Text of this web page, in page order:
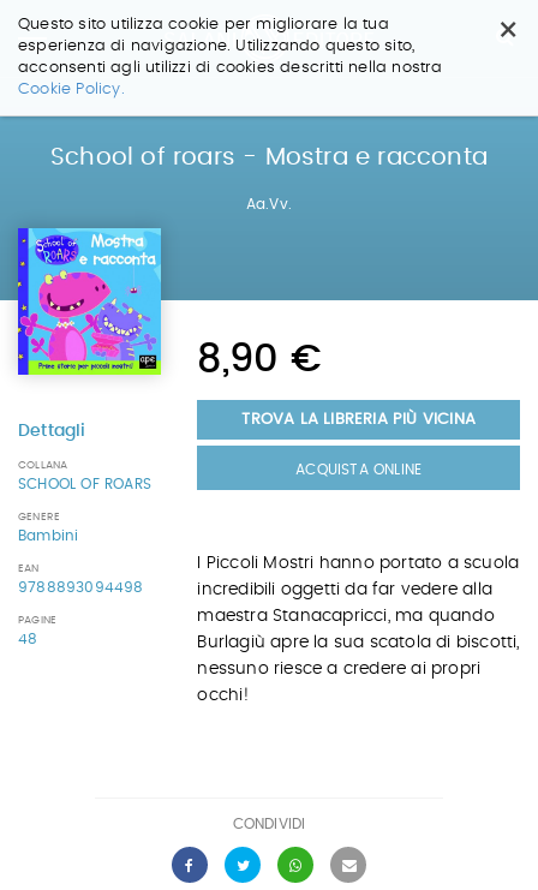
×
Questo sito utilizza cookie per migliorare la tua
esperienza di navigazione. Utilizzando questo sito,
acconsenti agli utilizzi di cookies descritti nella nostra
Cookie Policy.
Salta
SaltaSchool of roars - Mostra e racconta
Aa.Vv.
Dettagli
COLLANA
SCHOOL OF ROARS
GENERE
Bambini
EAN
9788893094498
PAGINE
48
8,90 €
TROVA LA LIBRERIA PIÙ VICINA
ACQUISTA ONLINE
I Piccoli Mostri hanno portato a scuola
incredibili oggetti da far vedere alla
maestra Stanacapricci, ma quando
Burlagiù apre la sua scatola di biscotti,
nessuno riesce a credere ai propri
occhi!
CONDIVIDI